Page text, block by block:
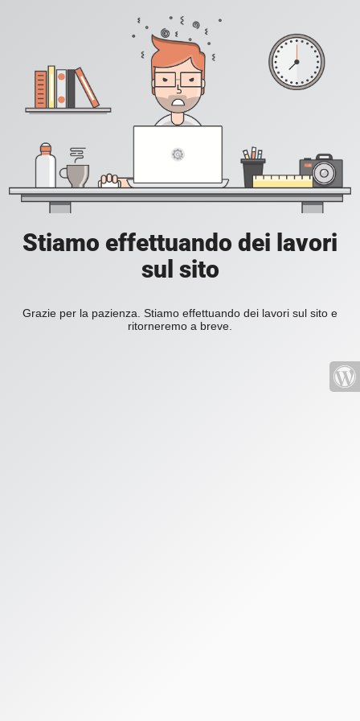
Stiamo effettuando dei lavori
sul sito
Grazie per la pazienza. Stiamo effettuando dei lavori sul sito e
ritorneremo a breve.